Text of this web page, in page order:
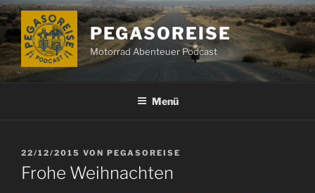
Zum
Inhalt
springen
PEGASOREISE
Motorrad Abenteuer Podcast
Menü
VERÖFFENTLICHT
AM
22/12/2015 VON PEGASOREISE
Frohe Weihnachten